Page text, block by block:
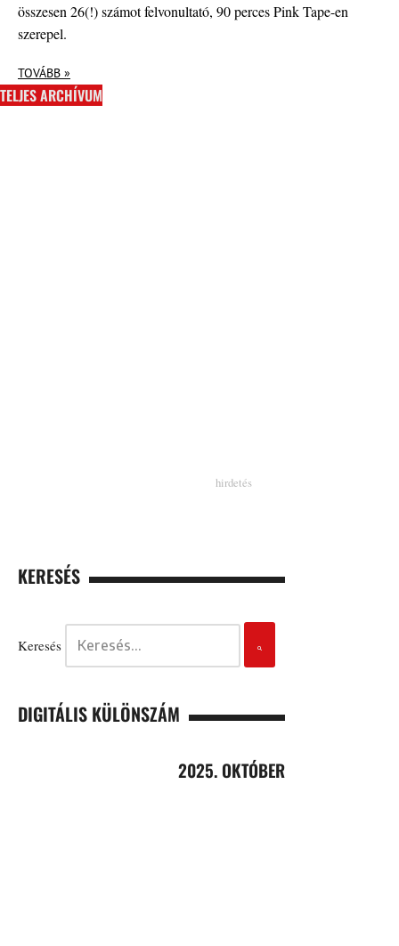
összesen 26(!) számot felvonultató, 90 perces Pink Tape-en
szerepel.
TOVÁBB »
TELJES ARCHÍVUM
KERESÉS
Keresés
DIGITÁLIS KÜLÖNSZÁM
2025. OKTÓBER